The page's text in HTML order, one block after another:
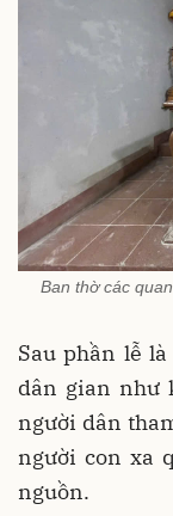
Ban thờ các
Sau phần lễ
dân gian như
người dân
người con xa
nguồn.